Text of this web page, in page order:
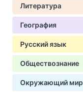
Литература
География
Русский язык
Обществознание
Окружающий мир